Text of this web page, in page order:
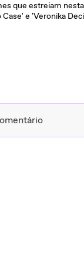
que estreiam
e 'Veronika